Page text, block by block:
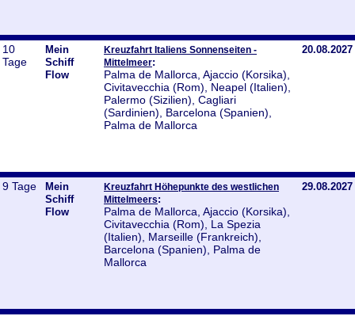
10
Tage
Mein
Schiff
Flow
Kreuzfahrt Italiens Sonnenseiten -
Mittelmeer:
Palma de Mallorca, Ajaccio (Korsika),
Civitavecchia (Rom), Neapel (Italien),
Palermo (Sizilien), Cagliari
(Sardinien), Barcelona (Spanien),
Palma de Mallorca
20.08.2027
9 Tage
Mein
Schiff
Flow
Kreuzfahrt Höhepunkte des westlichen
Mittelmeers:
Palma de Mallorca, Ajaccio (Korsika),
Civitavecchia (Rom), La Spezia
(Italien), Marseille (Frankreich),
Barcelona (Spanien), Palma de
Mallorca
29.08.2027